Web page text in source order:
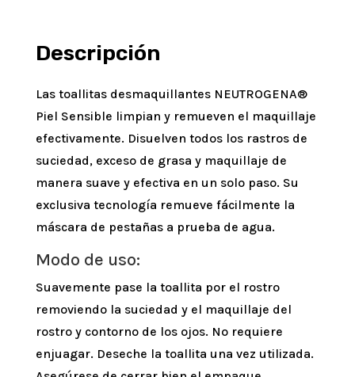
cantidad
Descripción
Las toallitas desmaquillantes NEUTROGENA®
Piel Sensible limpian y remueven el maquillaje
efectivamente. Disuelven todos los rastros de
suciedad, exceso de grasa y maquillaje de
manera suave y efectiva en un solo paso. Su
exclusiva tecnología remueve fácilmente la
máscara de pestañas a prueba de agua.
Modo de uso:
Suavemente pase la toallita por el rostro
removiendo la suciedad y el maquillaje del
rostro y contorno de los ojos. No requiere
enjuagar. Deseche la toallita una vez utilizada.